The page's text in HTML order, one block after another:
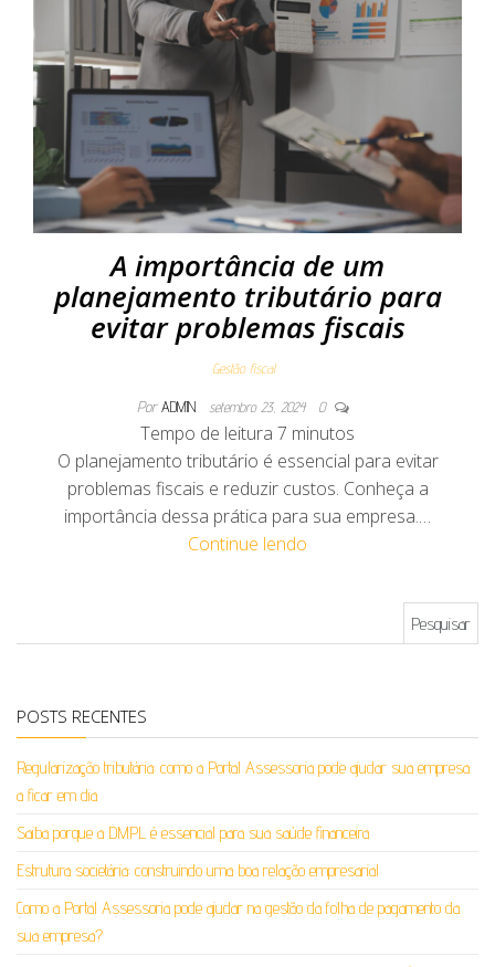
A importância de um
planejamento tributário para
evitar problemas fiscais
Gestão fiscal
Por ADMIN setembro 23, 2024 0
Tempo de leitura 7 minutos
O planejamento tributário é essencial para evitar
problemas fiscais e reduzir custos. Conheça a
importância dessa prática para sua empresa.…
Continue lendo
POSTS RECENTES
Regularização tributária: como a Portal Assessoria pode ajudar sua empresa
a ficar em dia
Saiba porque a DMPL é essencial para sua saúde financeira
Estrutura societária: construindo uma boa relação empresarial
Como a Portal Assessoria pode ajudar na gestão da folha de pagamento da
sua empresa?